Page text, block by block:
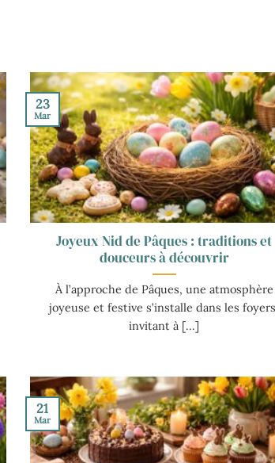
Joyeux Nid de Pâques : traditions et
douceurs à découvrir
À l’approche de Pâques, une atmosphère
joyeuse et festive s’installe dans les
invitant à [...]
23
Mar
21
Mar